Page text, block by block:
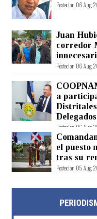
Posted on 06 Aug
Juan
corredor
Posted on 06 Aug
a
Delegados
Posted on 06 Aug
el puesto
tras su
Posted on 05 Aug